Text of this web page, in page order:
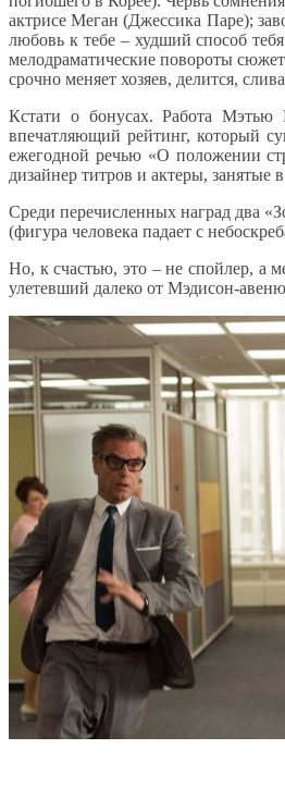
актрисе Меган (Джессика Паре);
любовь к тебе – худший способ
мелодраматические повороты
срочно меняет хозяев, делится,
Кстати о бонусах. Работа
впечатляющий рейтинг, который
ежегодной речью «О положении
дизайнер титров и актеры,
Среди перечисленных наград два
(фигура человека падает с
Но, к счастью, это – не спойлер, а
улетевший далеко от Мэдисон-